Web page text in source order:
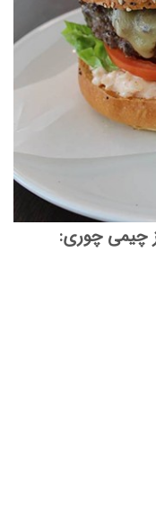
چیمی چوری: